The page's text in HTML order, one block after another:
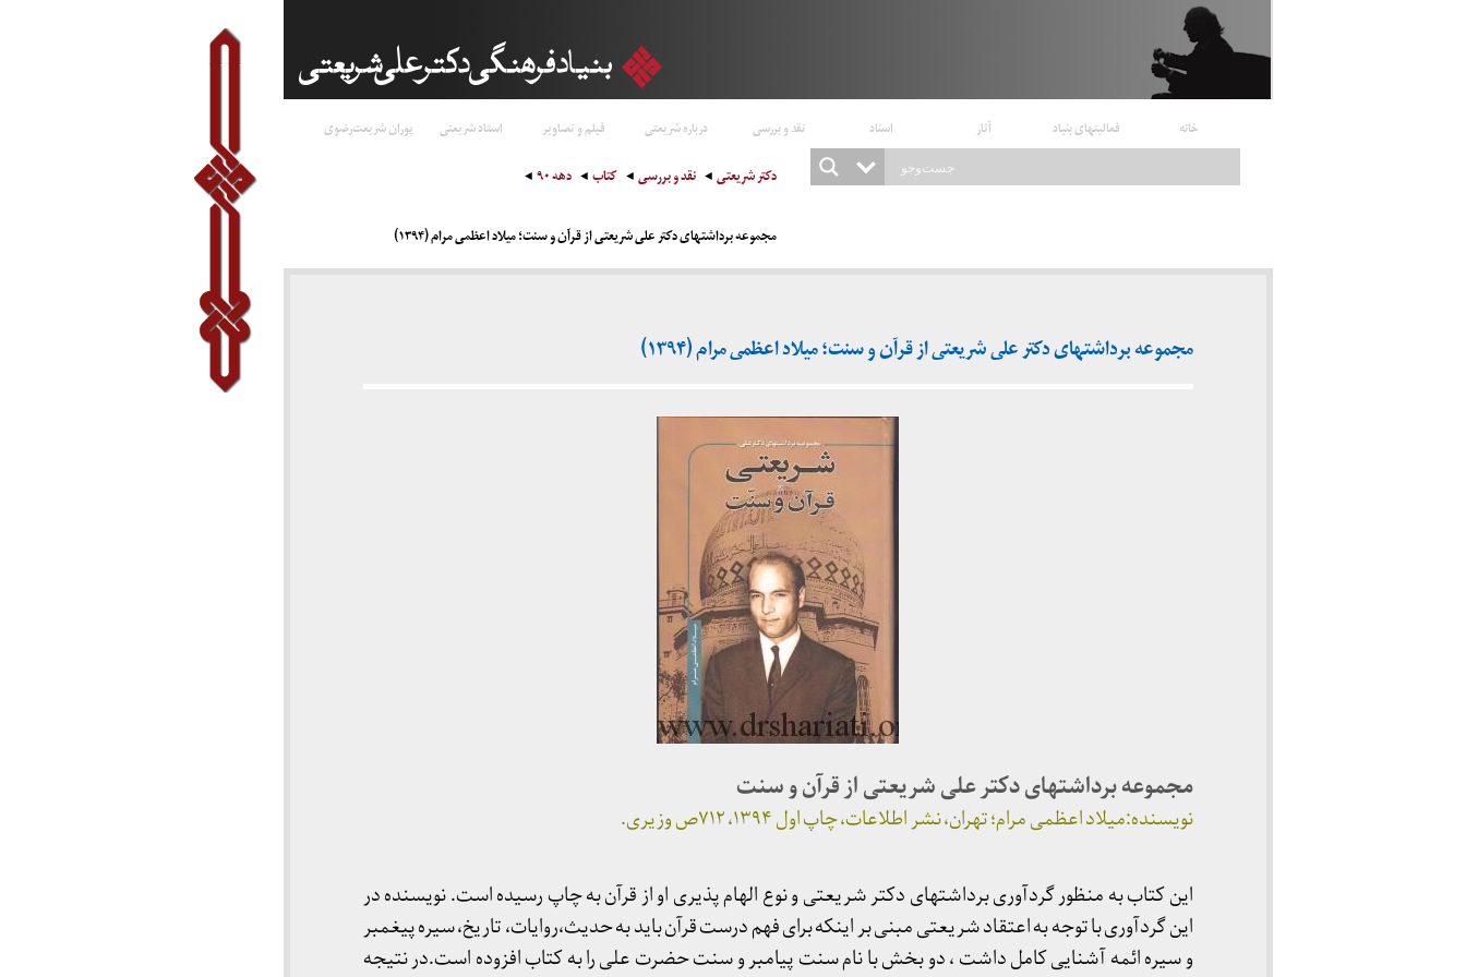
خانه فعالیتهای بنیاد آثار اسناد نقد و بررسی درباره شریعتی فیلم و تصاویر استاد شریعتی پوران شریعت‌رضوی
دکتر شریعتی نقد و بررسی کتاب دهه ۹۰
مجموعه برداشتهای دکتر علی شریعتی از قرآن و سنت؛ میلاد اعظمی مرام (۱۳۹۴)
مجموعه برداشتهای دکتر علی شریعتی از قرآن و سنت؛ میلاد اعظمی مرام (۱۳۹۴)
مجموعه برداشتهای دکتر علی شریعتی از قرآن و سنت
نویسنده:میلاد اعظمی مرام؛ تهران، نشر اطلاعات، چاپ اول ۱۳۹۴، ۷۱۲ص وزیری.
این کتاب به منظور گردآوری برداشتهای دکتر شریعتی و نوع الهام پذیری او از قرآن به چاپ رسیده است. نویسنده در
این گردآوری با توجه به اعتقاد شریعتی مبنی بر اینکه برای فهم درست قرآن باید به حدیث،روایات، تاریخ، سیره پیغمبر
و سیره ائمه آشنایی کامل داشت ، دو بخش با نام سنت پیامبر و سنت حضرت علی را به کتاب افزوده است.در نتیجه